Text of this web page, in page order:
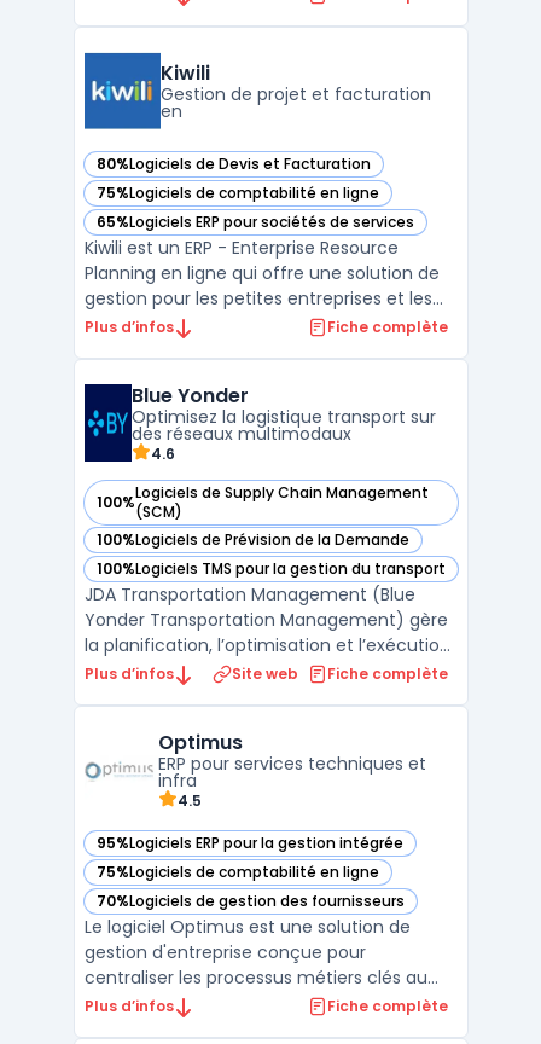
et WooCommerce. Avec erplain, vous
pouvez gére ...
Kiwili
Gestion de projet et facturation
en
80%Logiciels de Devis et Facturation
— voir Kiwili dans cette catégorie
75%Logiciels de comptabilité en ligne
— voir Kiwili dans cette catégorie
65%Logiciels ERP pour sociétés de services
— voir Kiwili dans cette catégorie
Kiwili est un ERP - Enterprise Resource
Planning en ligne qui offre une solution de
gestion pour les petites entreprises et les
travailleurs autonomes. Kiwili permet une
création de devis, la gestion de stock et la g
...
Plus d’infos Fiche complète
Blue Yonder
Optimisez la logistique transport sur
des réseaux multimodaux
4.6
100%Logiciels de Supply Chain Management
(SCM)
— voir Blue Yonder dans cette catégorie
100%Logiciels de Prévision de la Demande
— voir Blue Yonder dans cette catégorie
100%Logiciels TMS pour la gestion du transport
— voir Blue Yonder dans cette catégorie
JDA Transportation Management (Blue
Yonder Transportation Management) gère
la planification, l’optimisation et l’exécution
des transports dans des réseaux mondiaux
des contraintes de coûts, de disponibilité de
capacit ...
Plus d’infos Site web Fiche complète
Optimus
ERP pour services techniques et
infra
4.5
95%Logiciels ERP pour la gestion intégrée
— voir Optimus dans cette catégorie
75%Logiciels de comptabilité en ligne
— voir Optimus dans cette catégorie
70%Logiciels de gestion des fournisseurs
— voir Optimus dans cette catégorie
Le logiciel Optimus est une solution de
gestion d'entreprise conçue pour
centraliser les processus métiers clés au
sein d’une plateforme unique. Accessible
Plus d’infos Fiche complète